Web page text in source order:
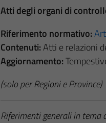
Atti degli organi di
Riferimento normativo:
Contenuti:Atti e relazioni
Aggiornamento:
(solo per Regioni e Province)
Riferimenti generali in tema